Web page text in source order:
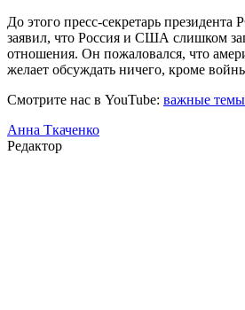
До этого пресс-секретарь президента
заявил, что Россия и США слишком
отношения. Он пожаловался, что
желает обсуждать ничего, кроме
Смотрите нас в YouTube: важные темы
Анна Ткаченко
Редактор